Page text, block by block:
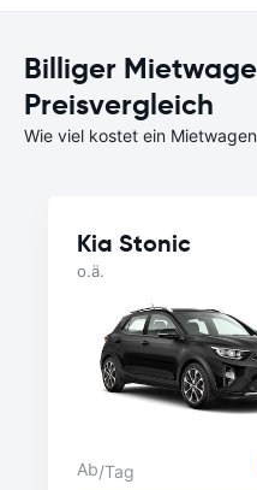
Billiger
Preisvergleich
Wie viel kostet ein
Kia Stonic
o.ä.
Ab/Tag